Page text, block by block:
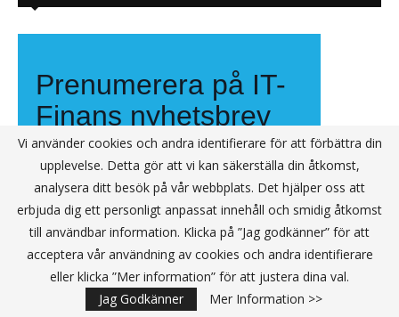
Vi använder cookies och andra identifierare för att förbättra din
upplevelse. Detta gör att vi kan säkerställa din åtkomst,
analysera ditt besök på vår webbplats. Det hjälper oss att
erbjuda dig ett personligt anpassat innehåll och smidig åtkomst
till användbar information. Klicka på ”Jag godkänner” för att
acceptera vår användning av cookies och andra identifierare
eller klicka ”Mer information” för att justera dina val.
Jag Godkänner
Mer Information >>